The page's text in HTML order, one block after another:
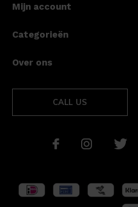
Mijn account
Categorieën
Over ons
CALL US